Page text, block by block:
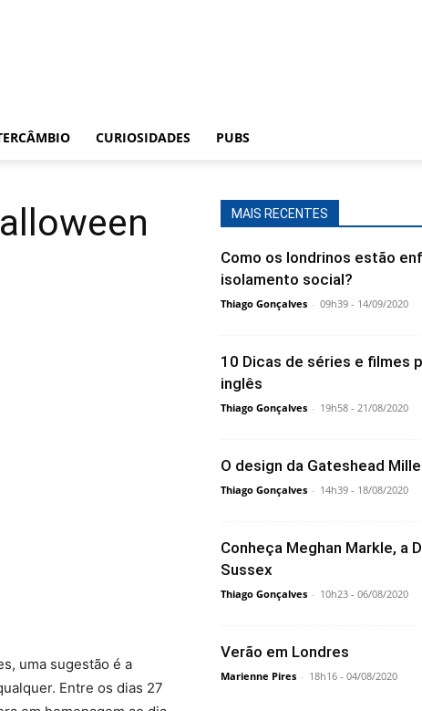
CURIOSIDADES PUBS
uma sugestão é a
Entre os dias 27
MAIS RECENTES
Como os londrinos estão
isolamento social?
Thiago Gonçalves - 09h39 - 14/09/2020
10 Dicas de séries e filmes
inglês
Thiago Gonçalves - 19h58 - 21/08/2020
O design da Gateshead
Thiago Gonçalves - 14h39 - 18/08/2020
Conheça Meghan Markle, a
Sussex
Thiago Gonçalves - 10h23 - 06/08/2020
Verão em Londres
Marienne Pires - 18h16 - 04/08/2020